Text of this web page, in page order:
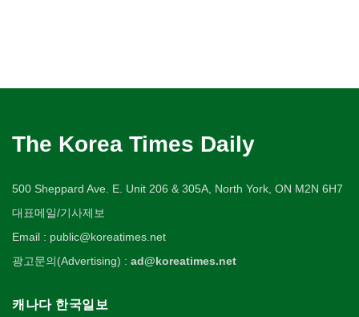
The Korea Times Daily
500 Sheppard Ave. E. Unit 206 & 305A, North York, ON M2N 6H7
대표메일/기사제보
Email : public@koreatimes.net
광고문의(Advertising) : ad@koreatimes.net
캐나다 한국일보